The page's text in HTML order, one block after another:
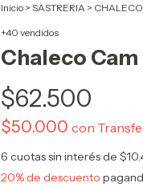
Inicio > SASTRERIA > CHALECO
+40 vendidos
Chaleco
$62.500
$50.000 con
6 cuotas sin interés de
20% de descuento